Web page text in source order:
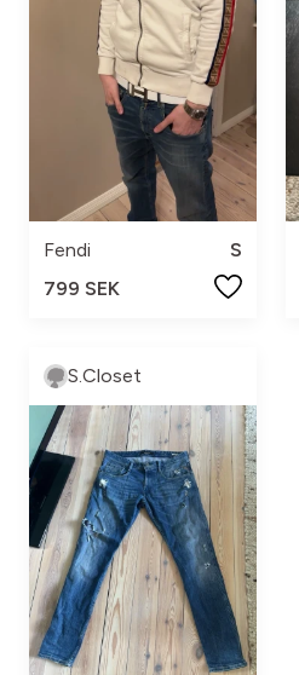
Fendi
S
799 SEK
S.Closet